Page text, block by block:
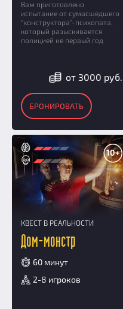
Вам приготовлено
испытание от сумасшедшего
“конструктора”-психопата,
который разыскивается
полицией не первый год
от 3000 руб.
БРОНИРОВАТЬ
10+
КВЕСТ В РЕАЛЬНОСТИ
Дом-монстр
60 минут
2-8 игроков